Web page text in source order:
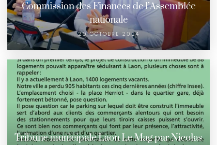
Commission des Finances de l’Assemblée
nationale
20 OCTOBRE 2024
Tribune municipale Laon Le Mag par Nicolas